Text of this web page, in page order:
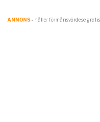
ANNONS- håller förmånsvärde.se